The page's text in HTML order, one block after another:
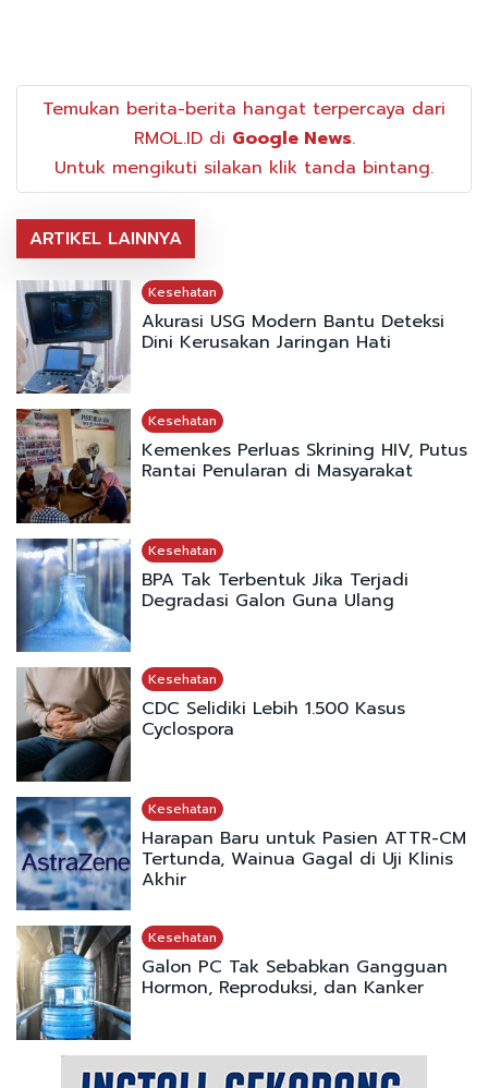
Temukan berita-berita hangat terpercaya dari
RMOL.ID di Google News.
Untuk mengikuti silakan klik tanda bintang.
ARTIKEL LAINNYA
Kesehatan
Akurasi USG Modern Bantu Deteksi
Dini Kerusakan Jaringan Hati
Kesehatan
Kemenkes Perluas Skrining HIV, Putus
Rantai Penularan di Masyarakat
Kesehatan
BPA Tak Terbentuk Jika Terjadi
Degradasi Galon Guna Ulang
Kesehatan
CDC Selidiki Lebih 1.500 Kasus
Cyclospora
Kesehatan
Harapan Baru untuk Pasien ATTR-CM
Tertunda, Wainua Gagal di Uji Klinis
Akhir
Kesehatan
Galon PC Tak Sebabkan Gangguan
Hormon, Reproduksi, dan Kanker